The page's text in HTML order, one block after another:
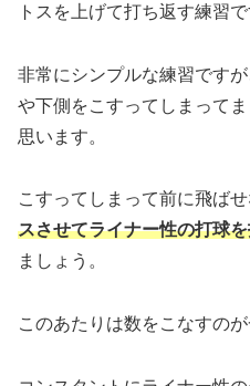
トスを上げて打ち返す練習で
非常にシンプルな練習です
や下側をこすってしまって
思います。
こすってしまって前に飛ばせ
スさせてライナー性の打球
ましょう。
このあたりは数をこなすの